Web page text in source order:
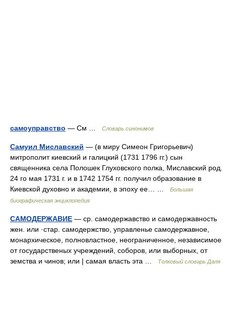
самоуправство — См … Словарь синонимов
Самуил Миславский — (в миру Симеон Григорьевич)
митрополит киевский и галицкий (1731 1796 гг.) сын
священника села Полошек Глуховского полка, Миславский род.
24 го мая 1731 г. и в 1742 1754 гг. получил образование в
Киевской духовно и академии, в эпоху ее… …
Большая
биографическая энциклопедия
САМОДЕРЖАВИЕ — ср. самодержавство и самодержавность
жен. или ·стар. самодержство, управленье самодержавное,
монархическое, полновластное, неограниченное, независимое
от государственых учреждений, соборов, или выборных, от
земства и чинов; или | самая власть эта …
Толковый словарь Даля